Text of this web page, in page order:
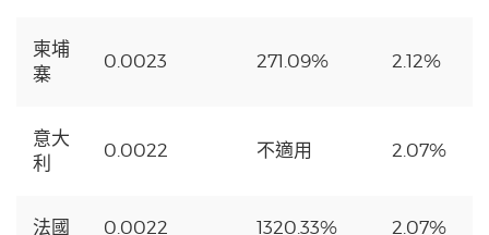
柬埔
寨
0.0023 271.09% 2.12%
意大
利
0.0022 不適用 2.07%
法國 0.0022 1320.33% 2.07%